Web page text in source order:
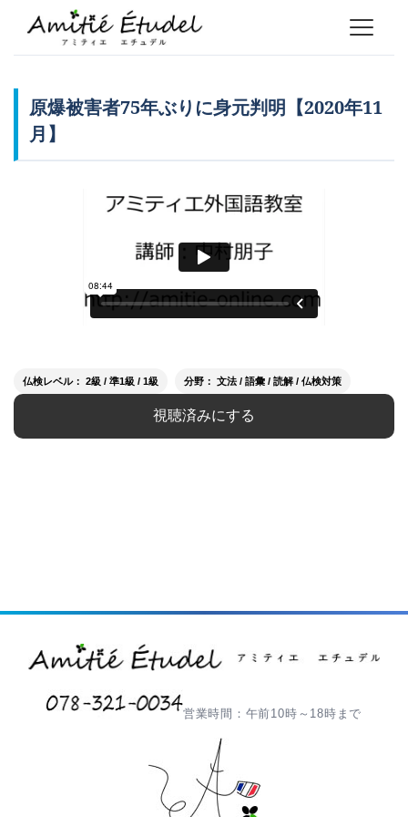
原爆被害者75年ぶりに身元判明【2020年11
月】
仏検レベル： 2級 / 準1級 / 1級 分野： 文法 / 語彙 / 読解 / 仏検対策
視聴済みにする
営業時間：午前10時～18時まで